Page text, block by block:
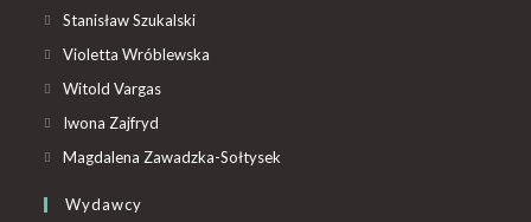
Stanisław Szukalski
Violetta Wróblewska
Witold Vargas
Iwona Zajfryd
Magdalena Zawadzka-Sołtysek
Wydawcy